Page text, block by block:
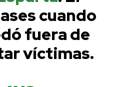
cuando
fuera de
víctimas.